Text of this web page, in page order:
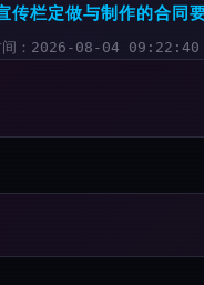
择策略
传栏定做与制作的合同
间：2026-08-04 09:22:40